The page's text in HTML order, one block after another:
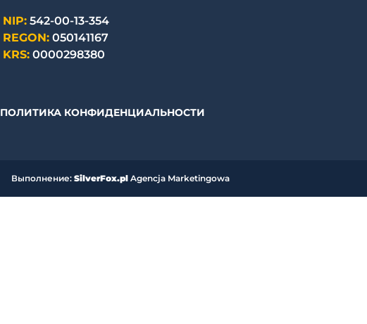
NIP:542-00-13-354
REGON:050141167
KRS:0000298380
ПОЛИТИКА КОНФИДЕНЦИАЛЬНОСТИ
Выполнение:SilverFox.pl Agencja Marketingowa